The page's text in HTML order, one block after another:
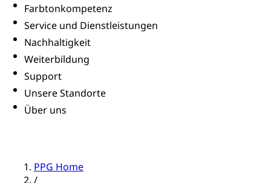
Farbtonkompetenz
Service und Dienstleistungen
Nachhaltigkeit
Weiterbildung
Support
Unsere Standorte
Über uns
PPG Home
/